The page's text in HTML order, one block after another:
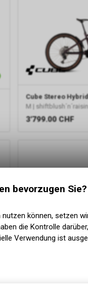
Cube Stereo Hybrid
M |
3'799.00 CHF
bevorzugen Sie?
können, setzen
die Kontrolle
Verwendung ist